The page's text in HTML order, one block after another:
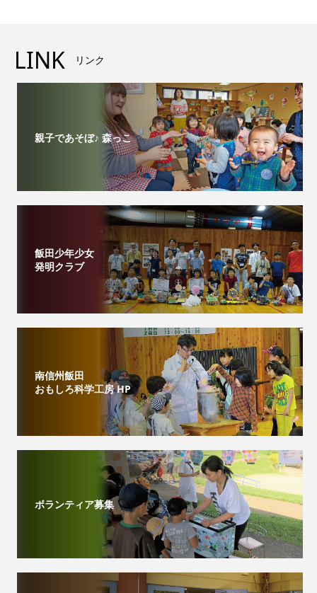
LINK リンク
親子であそぼ♪ 森っこ
飯田少年少女
発明クラブ
南信州飯田
おもしろ科学工房 HP
ボランティア募集